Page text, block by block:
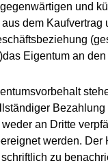
und
dem Kaufvertrag
Eigentum an
Bezahlung
an Dritte
werden. Der
zu